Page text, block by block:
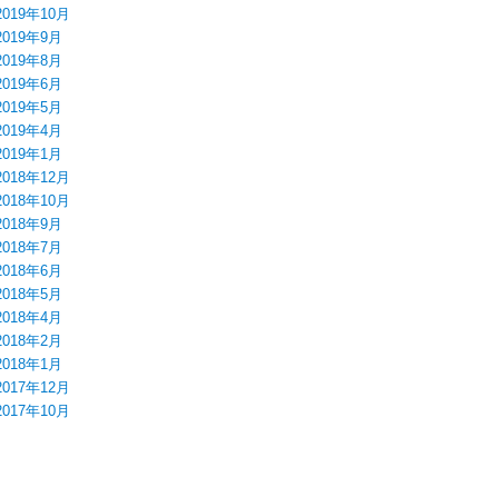
年10月
年9月
年8月
年6月
年5月
年4月
年1月
年12月
年10月
年9月
年7月
年6月
年5月
年4月
年2月
年1月
年12月
年10月